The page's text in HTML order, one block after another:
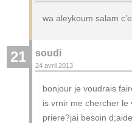
wa aleykoum salam
21 soudi
24 avril 2013
bonjour je voudrais
is vrnir me chercher
priere?jai besoin